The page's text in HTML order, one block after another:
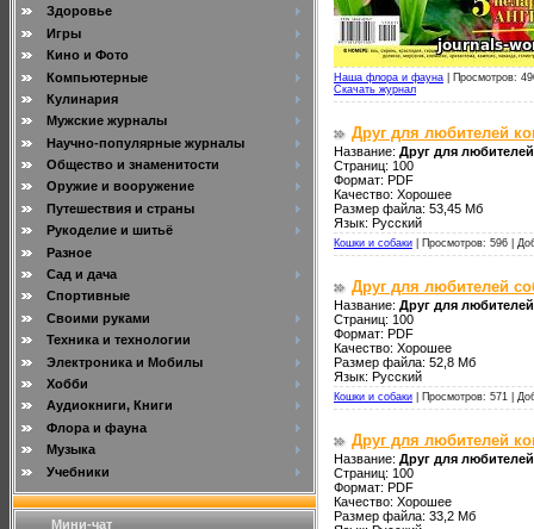
Здоровье
Игры
Кино и Фото
Компьютерные
Кулинария
Мужские журналы
Научно-популярные журналы
Общество и знаменитости
Оружие и вооружение
Путешествия и страны
Рукоделие и шитьё
Разное
Сад и дача
Спортивные
Своими руками
Техника и технологии
Электроника и Мобилы
Хобби
Аудиокниги, Книги
Флора и фауна
Музыка
Учебники
Мини-чат
Наша флора и фауна
Просмотров:
Скачать журнал
Друг для любителей
Название: Друг для
Страниц: 100
Формат: PDF
Качество: Хорошее
Размер файла: 53,45 Мб
Язык: Русский
Кошки и собаки Просмотров: 596 |
Друг для любителей
Название: Друг для
Страниц: 100
Формат: PDF
Качество: Хорошее
Размер файла: 52,8 Мб
Язык: Русский
Кошки и собаки Просмотров: 571 |
Друг для любителей
Название: Друг для
Страниц: 100
Формат: PDF
Качество: Хорошее
Размер файла: 33,2 Мб